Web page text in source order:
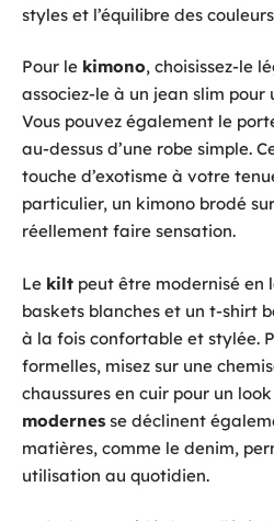
styles et l’équilibre des
Pour le kimono, choisissez-le
associez-le à un jean slim
Vous pouvez également le
au-dessus d’une robe simple.
touche d’exotisme à votre
particulier, un kimono brodé
réellement faire sensation.
Le kilt peut être modernisé en
baskets blanches et un t-shirt
à la fois confortable et stylée.
formelles, misez sur une
chaussures en cuir pour un
modernes se déclinent
matières, comme le denim,
utilisation au quotidien.